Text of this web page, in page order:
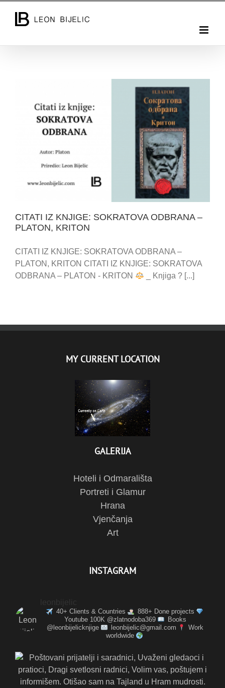
CITATI IZ KNJIGE: SOKRATOVA ODBRANA –
CITATI IZ KNJIGE: SOKRATOVA ODBRANA –
PLATON, KRITON
CITATI IZ KNJIGE: SOKRATOVA ODBRANA –
PLATON, KRITON CITATI IZ KNJIGE: SOKRATOVA
ODBRANA – PLATON - KRITON
_ Knjiga ? [...]
MY CURRENT LOCATION
GALERIJA
Hoteli i Odmarališta
Portreti i Glamur
Hrana
Vjenčanja
Art
INSTAGRAM
40+ Clients & Countries
888+ Done projects
Youtube 100K @zlatnodoba369
Books
@leonbijelicknjige
leonbijelic@gmail.com
Work
worldwide